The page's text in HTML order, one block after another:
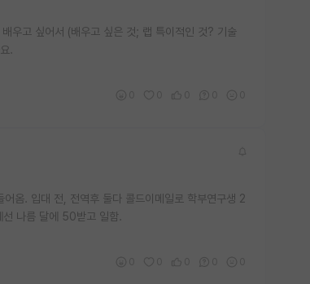
우고 싶어서 (배우고 싶은 것; 랩 특이적인 것? 기술
.
옴. 입대 전, 전역후 둘다 콜드이메일로 학부연구생 2
나름 달에 50받고 일함.